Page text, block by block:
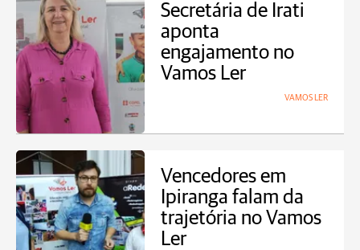
Secretária de Irati
aponta
engajamento no
Vamos Ler
VAMOS LER
Vencedores em
Ipiranga falam da
trajetória no Vamos
Ler